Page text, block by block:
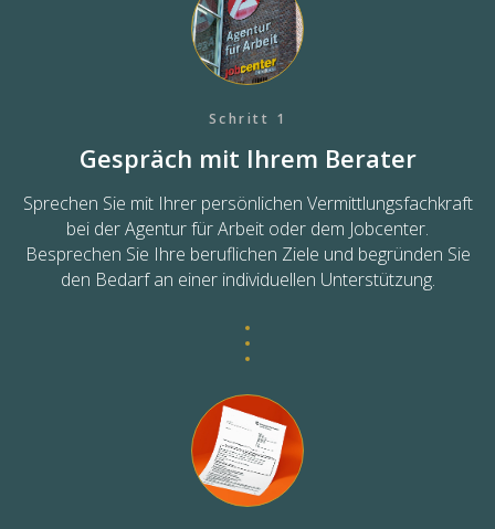
Schritt 1
Gespräch mit Ihrem Berater
Sprechen Sie mit Ihrer persönlichen Vermittlungsfachkraft
bei der Agentur für Arbeit oder dem Jobcenter.
Besprechen Sie Ihre beruflichen Ziele und begründen Sie
den Bedarf an einer individuellen Unterstützung.